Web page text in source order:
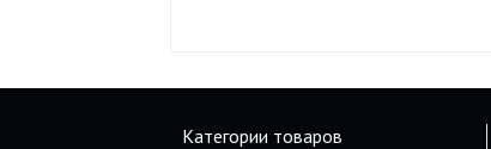
Категории товаров